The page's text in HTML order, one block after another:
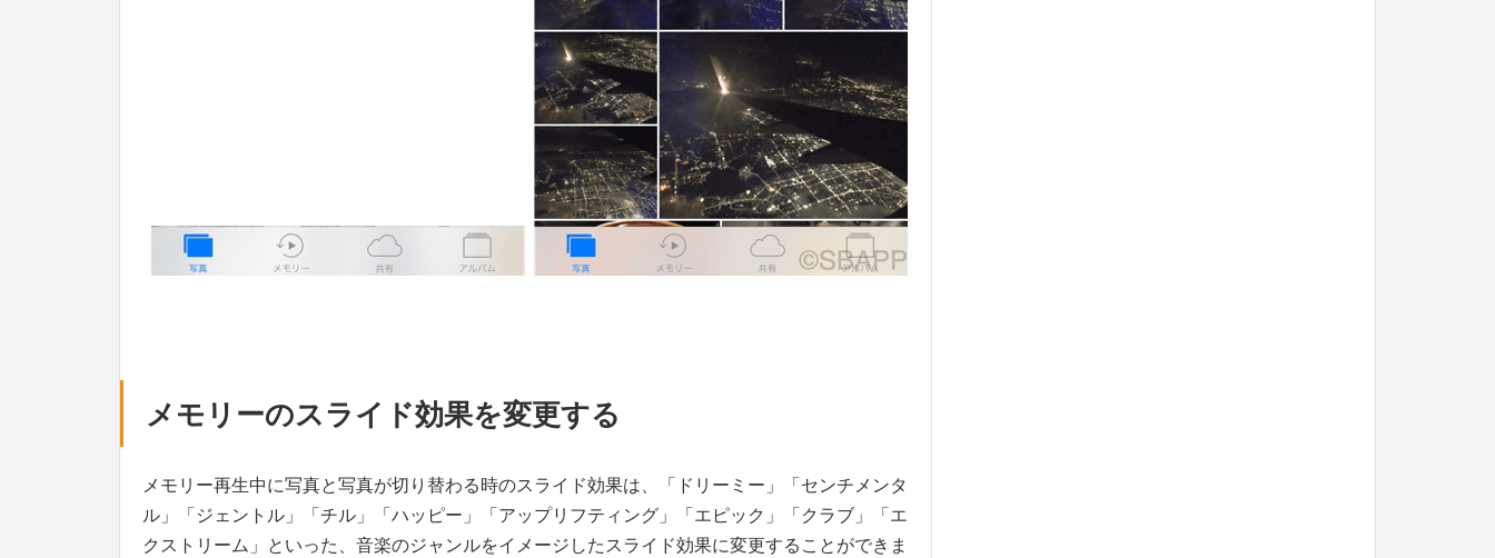
メモリーのスライド効果を変更する
メモリー再生中に写真と写真が切り替わる時のスライド効果は、「ドリーミー」「センチメンタ
ル」「ジェントル」「チル」「ハッピー」「アップリフティング」「エピック」「クラブ」「エ
クストリーム」といった、音楽のジャンルをイメージしたスライド効果に変更することができま